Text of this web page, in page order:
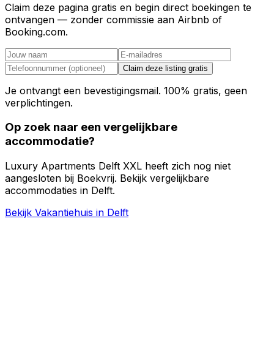
Claim deze pagina gratis en begin direct boekingen te
ontvangen — zonder commissie aan Airbnb of
Booking.com.
Claim deze listing gratis
Je ontvangt een bevestigingsmail. 100% gratis, geen
verplichtingen.
Op zoek naar een vergelijkbare
accommodatie?
Luxury Apartments Delft XXL heeft zich nog niet
aangesloten bij Boekvrij. Bekijk vergelijkbare
accommodaties in Delft.
Bekijk Vakantiehuis in Delft